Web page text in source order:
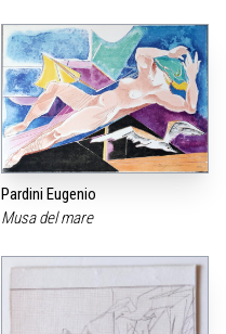
Pardini Eugenio
Musa del mare